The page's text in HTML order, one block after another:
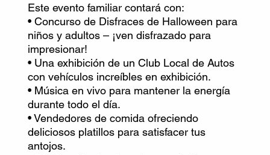
Este evento familiar contará con:
• Concurso de Disfraces de Halloween para
niños y adultos – ¡ven disfrazado para
impresionar!
• Una exhibición de un Club Local de Autos
con vehículos increíbles en exhibición.
• Música en vivo para mantener la energía
durante todo el día.
• Vendedores de comida ofreciendo
deliciosos platillos para satisfacer tus
antojos.